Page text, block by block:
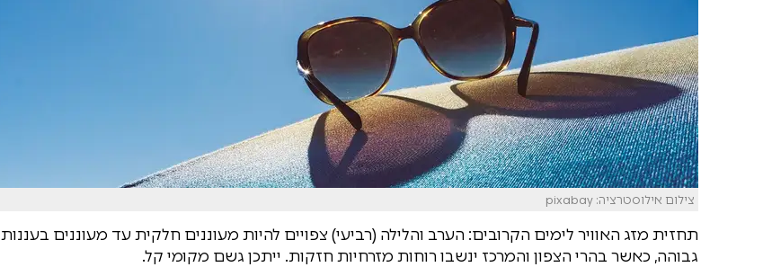
צילום אילוסטרציה: pixabay
תחזית מזג האוויר לימים הקרובים: הערב והלילה (רביעי) צפויים להיות מעוננים חלקית עד מעוננים בעננות
גבוהה, כאשר בהרי הצפון והמרכז ינשבו רוחות מזרחיות חזקות. ייתכן גשם מקומי קל.